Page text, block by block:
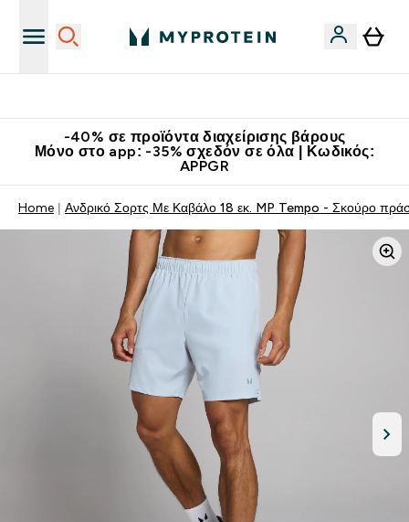
-40% σε προϊόντα διαχείρισης βάρους
Μόνο στο app: -35% σχεδόν σε όλα | Κωδικός:
APPGR
Home Ανδρικό Σορτς Με Καβάλο 18 εκ. MP Tempo - Σκούρο